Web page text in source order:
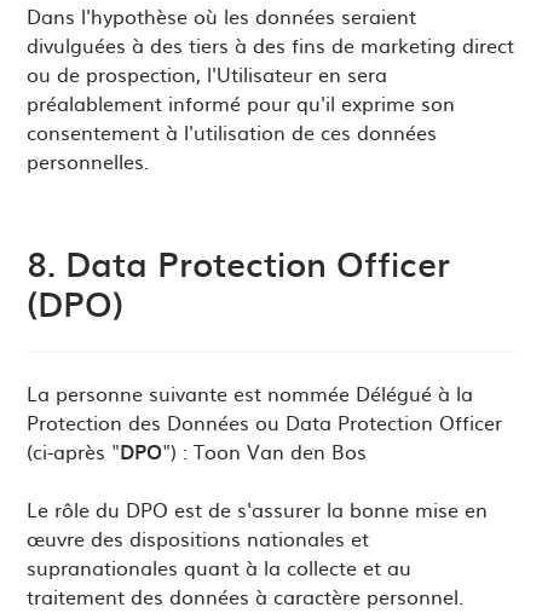
Dans l'hypothèse où les données seraient
divulguées à des tiers à des fins de marketing direct
ou de prospection, l'Utilisateur en sera
préalablement informé pour qu'il exprime son
consentement à l'utilisation de ces données
personnelles.
8. Data Protection Officer
(DPO)
La personne suivante est nommée Délégué à la
Protection des Données ou Data Protection Officer
(ci-après "DPO") : Toon Van den Bos
Le rôle du DPO est de s'assurer la bonne mise en
œuvre des dispositions nationales et
supranationales quant à la collecte et au
traitement des données à caractère personnel.